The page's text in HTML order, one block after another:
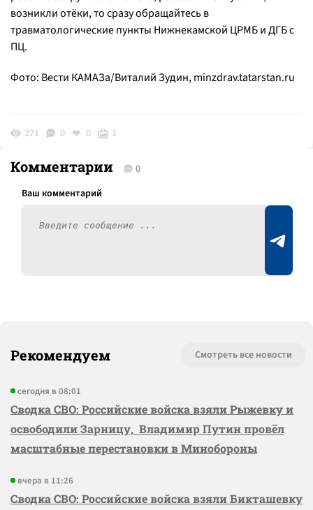
возникли отёки, то сразу обращайтесь в
травматологические пункты Нижнекамской ЦРМБ и ДГБ с
ПЦ.
Фото: Вести КАМАЗа/Виталий Зудин,minzdrav.tatarstan.ru
271 0 0 1
Комментарии 0
Рекомендуем Смотреть все новости
сегодня в 08:01
Сводка СВО: Российские войска взяли Рыжевку и
освободили Зарницу, Владимир Путин провёл
масштабные перестановки в Минобороны
вчера в 11:26
Сводка СВО: Российские войска взяли Бикташевку